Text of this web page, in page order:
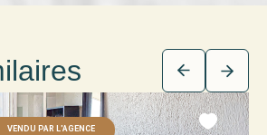
VENDU PAR L'AGENCE